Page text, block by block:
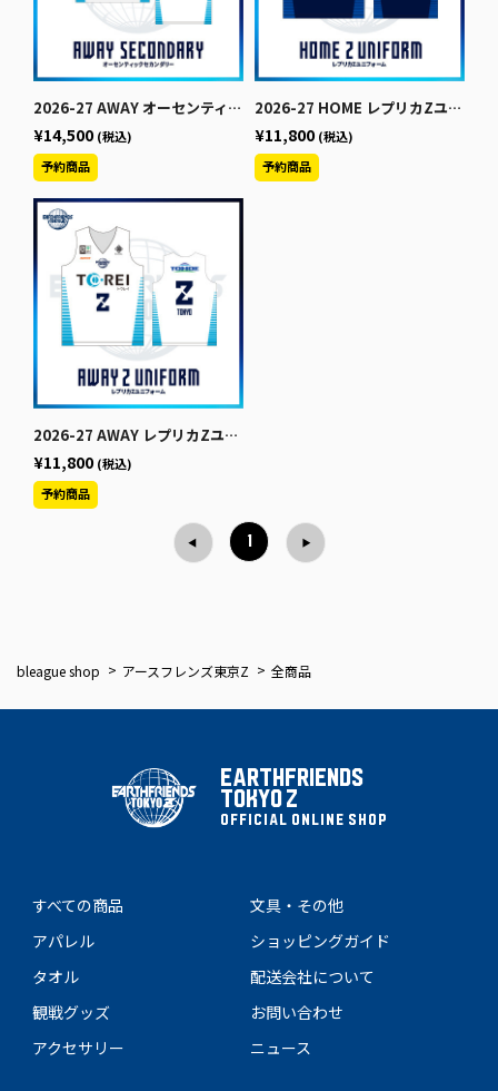
2026-27 AWAY オーセンティックセカンダリー【長袖】
¥14,500 (税込)
2026-27 HOME レプリカZユニフォーム
¥11,800 (税込)
2026-27 AWAY レプリカZユニフォーム
¥11,800 (税込)
1
bleague shop アースフレンズ東京Z 全商品
EARTHFRIENDS
TOKYO Z
OFFICIAL ONLINE SHOP
すべての商品
アパレル
タオル
観戦グッズ
アクセサリー
文具・その他
ショッピングガイド
配送会社について
お問い合わせ
ニュース